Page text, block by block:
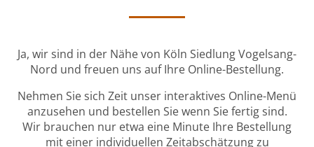
Ja, wir sind in der Nähe von Köln Siedlung Vogelsang-
Nord und freuen uns auf Ihre Online-Bestellung.
Nehmen Sie sich Zeit unser interaktives Online-Menü
anzusehen und bestellen Sie wenn Sie fertig sind.
Wir brauchen nur etwa eine Minute Ihre Bestellung
mit einer individuellen Zeitabschätzung zu